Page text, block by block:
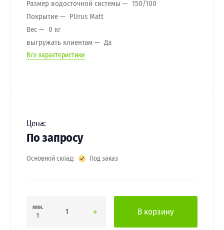
Размер водосточной системы
150/100
Покрытие
PUrus Matt
Вес
0 кг
выгружать клиентам
Да
Все характеристики
Цена:
По запросу
Основной склад: Под заказ
мин.
1
В корзину